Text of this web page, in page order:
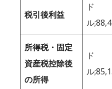
税引後利益
ド
ル
所得税・固定
資産税控除後
の所得
ド
ル